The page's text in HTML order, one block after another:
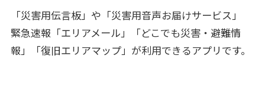
「災害用伝言板」や「災害用音声お届けサービス」
緊急速報「エリアメール」「どこでも災害・避難情
報」「復旧エリアマップ」が利用できるアプリです。